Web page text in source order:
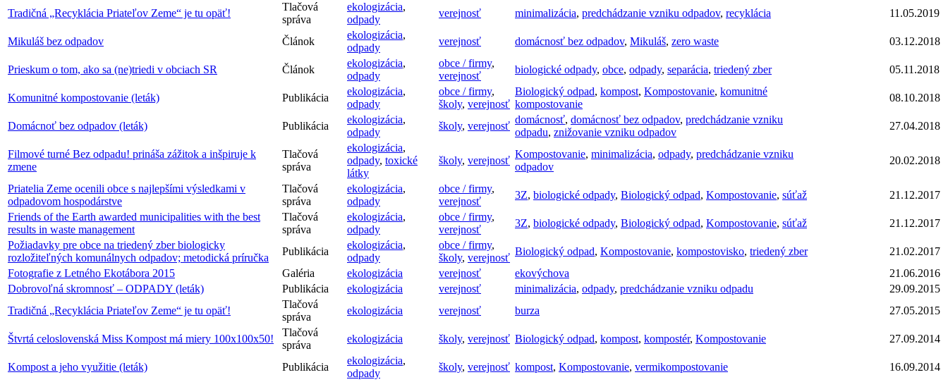
Tradičná „Recyklácia Priateľov Zeme“ je tu opäť!
Tlačová
správa
ekologizácia,
odpady
verejnosť minimalizácia, predchádzanie vzniku odpadov, recyklácia 11.05.2019
Mikuláš bez odpadov Článok
ekologizácia,
odpady
verejnosť domácnosť bez odpadov, Mikuláš, zero waste 03.12.2018
Prieskum o tom, ako sa (ne)triedi v obciach SR Článok
ekologizácia,
odpady
obce / firmy,
verejnosť
biologické odpady, obce, odpady, separácia, triedený zber 05.11.2018
Komunitné kompostovanie (leták) Publikácia
ekologizácia,
odpady
obce / firmy,
školy, verejnosť
Biologický odpad, kompost, Kompostovanie, komunitné
kompostovanie
08.10.2018
Domácnoť bez odpadov (leták) Publikácia
ekologizácia,
odpady
školy, verejnosť
domácnosť, domácnosť bez odpadov, predchádzanie vzniku
odpadu, znižovanie vzniku odpadov
27.04.2018
Filmové turné Bez odpadu! prináša zážitok a inšpiruje k
zmene
Tlačová
správa
ekologizácia,
odpady, toxické
látky
školy, verejnosť
Kompostovanie, minimalizácia, odpady, predchádzanie vzniku
odpadov
20.02.2018
Priatelia Zeme ocenili obce s najlepšími výsledkami v
odpadovom hospodárstve
Tlačová
správa
ekologizácia,
odpady
obce / firmy,
verejnosť
3Z, biologické odpady, Biologický odpad, Kompostovanie, súťaž
21.12.2017
Friends of the Earth awarded municipalities with the best
results in waste management
Tlačová
správa
ekologizácia,
odpady
obce / firmy,
verejnosť
3Z, biologické odpady, Biologický odpad, Kompostovanie, súťaž
21.12.2017
Požiadavky pre obce na triedený zber biologicky
rozložiteľných komunálnych odpadov; metodická príručka
Publikácia
ekologizácia,
odpady
obce / firmy,
školy, verejnosť
Biologický odpad, Kompostovanie, kompostovisko, triedený zber
21.02.2017
Fotografie z Letného Ekotábora 2015
Galéria ekologizácia verejnosť ekovýchova
21.06.2016
Dobrovoľná skromnosť – ODPADY (leták)
Publikácia ekologizácia verejnosť minimalizácia, odpady, predchádzanie vzniku odpadu
29.09.2015
Tradičná „Recyklácia Priateľov Zeme“ je tu opäť!
Tlačová
správa
ekologizácia verejnosť burza 27.05.2015
Štvrtá celoslovenská Miss Kompost má miery 100x100x50!
Tlačová
správa
ekologizácia školy, verejnosť Biologický odpad, kompost, kompostér, Kompostovanie 27.09.2014
Kompost a jeho využitie (leták) Publikácia
ekologizácia,
odpady
školy, verejnosť kompost, Kompostovanie, vermikompostovanie 16.09.2014